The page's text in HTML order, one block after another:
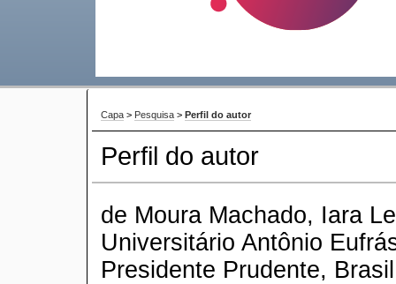
Capa > Pesquisa > Perfil do autor
Perfil do autor
de Moura Machado, Iara
Universitário Antônio
Presidente Prudente, Brasil